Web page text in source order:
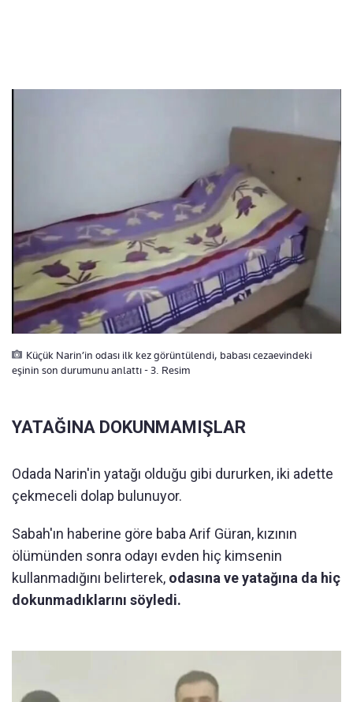
Küçük Narin’in odası ilk kez görüntülendi, babası cezaevindeki
eşinin son durumunu anlattı - 3. Resim
YATAĞINA DOKUNMAMIŞLAR
Odada Narin'in yatağı olduğu gibi dururken, iki adette
çekmeceli dolap bulunuyor.
Sabah'ın haberine göre baba Arif Güran, kızının
ölümünden sonra odayı evden hiç kimsenin
kullanmadığını belirterek, odasına ve yatağına da hiç
dokunmadıklarını söyledi.